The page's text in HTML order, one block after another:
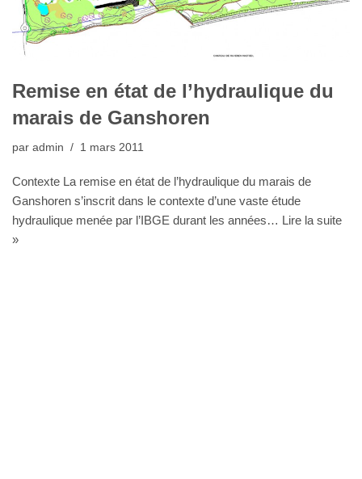
Remise en état de l’hydraulique du
marais de Ganshoren
par admin 1 mars 2011
Contexte La remise en état de l’hydraulique du marais de
Ganshoren s’inscrit dans le contexte d’une vaste étude
hydraulique menée par l’IBGE durant les années… Lire la suite
»